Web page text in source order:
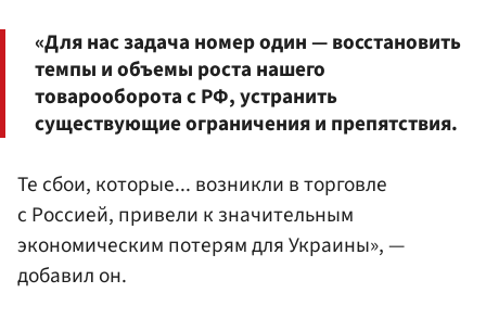
«Для нас задача номер один — восстановить
темпы и объемы роста нашего
товарооборота с РФ, устранить
существующие ограничения и препятствия.
Те сбои, которые... возникли в торговле
с Россией, привели к значительным
экономическим потерям для Украины», —
добавил он.